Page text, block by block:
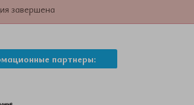
завершена
партнеры: